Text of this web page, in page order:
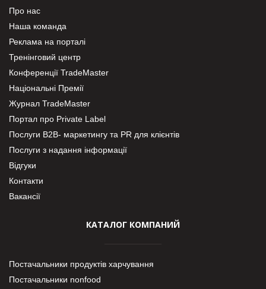
Про нас
Наша команда
Реклама на порталі
Тренінговий центр
Конференції TradeMaster
Національні Премії
Журнал TradeMaster
Портал про Private Label
Послуги В2В- маркетингу та PR для клієнтів
Послуги з надання інформації
Відгуки
Контакти
Вакансії
КАТАЛОГ КОМПАНИЙ
Постачальники продуктів харчування
Постачальники nonfood